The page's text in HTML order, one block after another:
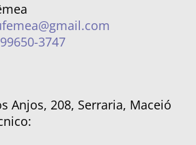
99650-3747
Anjos, 208, Serraria, Maceió